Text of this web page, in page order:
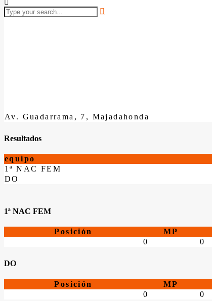
Av. Guadarrama, 7, Majadahonda
Resultados
equipo
1ª NAC FEM
DO
1ª NAC FEM
Posición MP
0
0
DO
Posición MP
0
0